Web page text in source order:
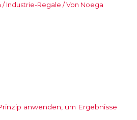
/ Industrie-Regale / Von Noega